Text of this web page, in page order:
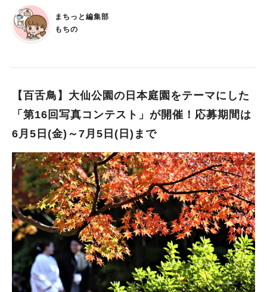
スタ2026 募集期間：2026年5月15日（金）から2026年6月30日
（火）まで 募集テーマ：（1）「自転車×観光」（2）「自転車×
自然風景」（3）「自転車×私の日常」 応募方法：堺市電子申請
募可能です。）その他条件も必ず確認してください。 ※景品の
方に限ります。 主な応募条件 1.おおむね 1年以内に堺市内で撮
影され、自転車が一緒に写っている写真に限ります。 2.応募す
募者本人のSNS等で発表した作品も応募可能です。ただし、以下
に該当する場合は、応募が無効となります。 （1）過去にコンテ
スト等で入賞した作品 （2）他コンテストへの二重応募及び本市
が類似と判断した作品 3.生成AIによる生成・合成等、過度な加
工を施した作品の応募はご遠慮ください。コラージュ等の組合せ
写真も応募できません。軽微な明度・彩度・色調整、トリミング
等の加工の施された作品は応募可能です。 4.立ち入り禁止区域
及び撮影禁止場所で撮影された作品は、無効とします。また、法
律や公共ルールに違反する作品（車道での逆走、公道での並走
等）も無効とします。 ※道路交通法の改正により、令和5年4月1
まちっと編集部
もちの
【百舌鳥】大仙公園の日本庭園をテーマにした
「第16回写真コンテスト」が開催！応募期間は
6月5日(金)～7月5日(日)まで